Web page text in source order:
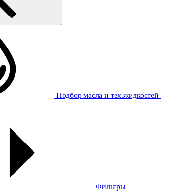
Подбор масла и тех.жидкостей
Фильтры